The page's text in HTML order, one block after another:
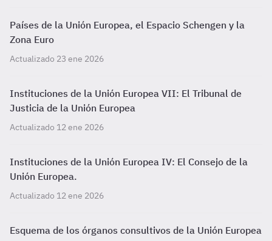
Países de la Unión Europea, el Espacio Schengen y la
Zona Euro
Actualizado 23 ene 2026
Instituciones de la Unión Europea VII: El Tribunal de
Justicia de la Unión Europea
Actualizado 12 ene 2026
Instituciones de la Unión Europea IV: El Consejo de la
Unión Europea.
Actualizado 12 ene 2026
Esquema de los órganos consultivos de la Unión Europea